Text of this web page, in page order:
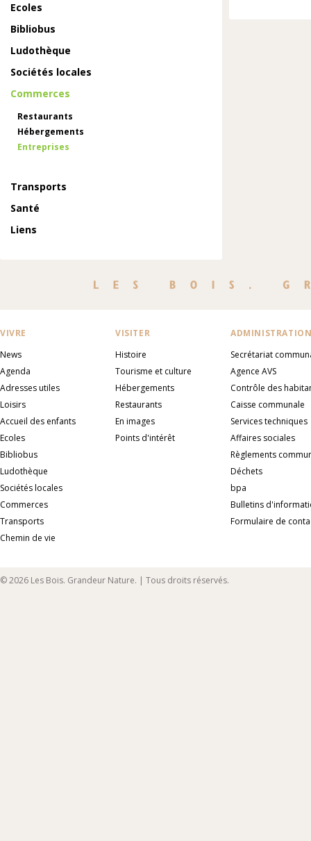
Ecoles
Bibliobus
Ludothèque
Sociétés locales
Commerces
Restaurants
Hébergements
Entreprises
Transports
Santé
Liens
VIVRE
News
Agenda
Adresses utiles
Loisirs
Accueil des enfants
Ecoles
Bibliobus
Ludothèque
Sociétés locales
Commerces
Transports
Chemin de vie
VISITER
Histoire
Tourisme et culture
Hébergements
Restaurants
En images
Points d'intérêt
Secrétariat
Agence AVS
Contrôle des
Caisse communale
Services techniques
Affaires sociales
Règlements
Déchets
bpa
Bulletins
Formulaire de
© 2026 Les Bois. Grandeur Nature. | Tous droits réservés.